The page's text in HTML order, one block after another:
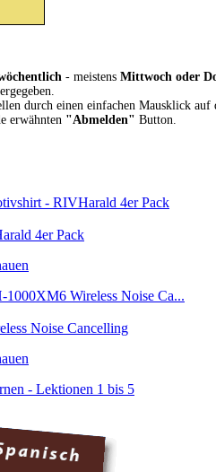
- meistens Mittwoch oder
durch einen einfachen Mausklick auf
erwähnten "Abmelden" Button.
- RIVHarald 4er Pack
Wireless Noise Ca...
- Lektionen 1 bis 5